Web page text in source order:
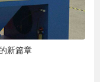
新篇章